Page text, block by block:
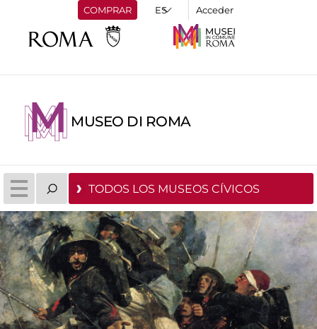
COMPRAR Acceder
MUSEO DI ROMA
TODOS LOS MUSEOS CÍVICOS